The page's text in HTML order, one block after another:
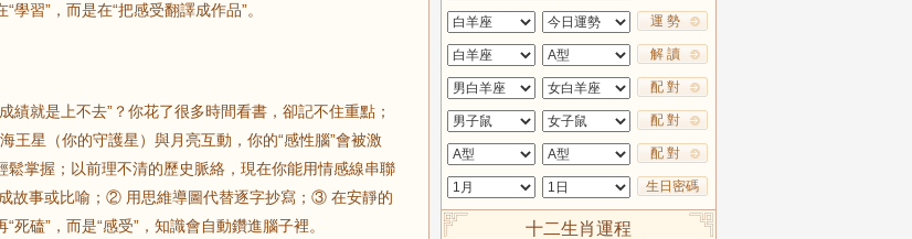
習”，而是在“把感受翻譯成作品”。
就是上不去”？你花了很多時間看書，卻記不住重點；
王星（你的守護星）與月亮互動，你的“感性腦”會被激
掌握；以前理不清的歷史脈絡，現在你能用情感線串聯
故事或比喻；② 用思維導圖代替逐字抄寫；③ 在安靜的
磕”，而是“感受”，知識會自動鑽進腦子裡。
運 勢
解 讀
配 對
配 對
配 對
生日密碼
十二生肖運程